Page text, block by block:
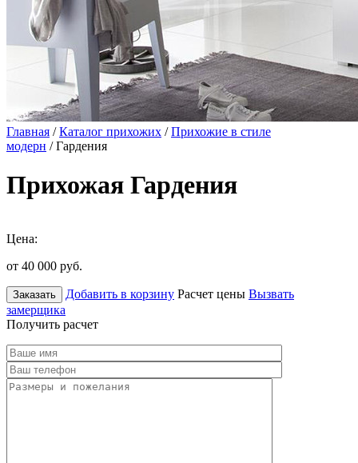
Главная /Каталог прихожих /Прихожие в стиле
модерн / Гардения
Прихожая Гардения
Цена:
от 40 000 руб.
Заказать Добавить в корзину Расчет цены Вызвать
замерщика
Получить расчет